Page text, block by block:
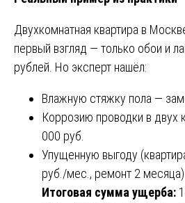
Двухкомнатная квартира в
первый взгляд — только обои и
рублей. Но эксперт нашёл:
Влажную стяжку пола —
Коррозию проводки в двух
000 руб.
Упущенную выгоду
руб./мес., ремонт 2
Итоговая сумма ущерба: